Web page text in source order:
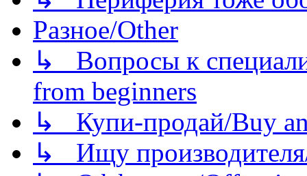
Разное/Other
↳ Вопросы к
from beginners
↳ Купи-продай/Buy
↳ Ищу